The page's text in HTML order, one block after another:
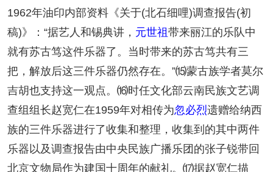
1962年油印内部资料《关于(北石细哩)调查报告(初
稿)》：“据艺人和锡典讲， 元世祖 带来丽江的乐队中
就有苏古笃这件乐器了。当时带来的苏古笃共有三
把，解放后这三件乐器仍然存在。”⒂蒙古族学者莫尔
吉胡也支持这一观点。⒃时任文化部云南民族文艺调
查组组长赵宽仁在1959年对相传为忽必烈遗赠给纳西
族的三件乐器进行了收集和整理，收集到的其中两件
乐器以及调查报告由中央民族广播乐团的张子锐带回
北京文物局作为建国十周年的献礼。⒄据赵宽仁描